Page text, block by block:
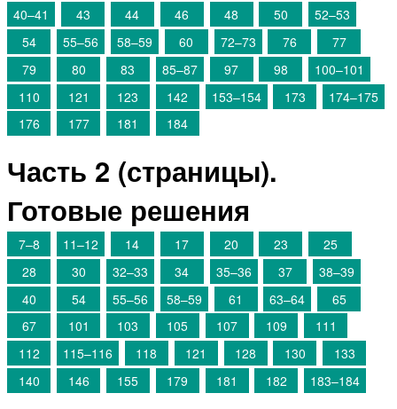
40–41
43 44 46 48 50
52–53
54
55–56 58–59 60 72–73 76
77
79
80 83 85–87 97 98
100–101
110
121 123 142 153–154 173
174–175
176
177 181 184
Часть 2 (страницы).
Готовые решения
7–8 11–12 14 17 20 23
25
28
30 32–33 34 35–36 37
38–39
40
54 55–56 58–59 61 63–64
65
67
101 103 105 107 109
111
112
115–116 118 121 128 130
133
140
146 155 179 181 182 183–184